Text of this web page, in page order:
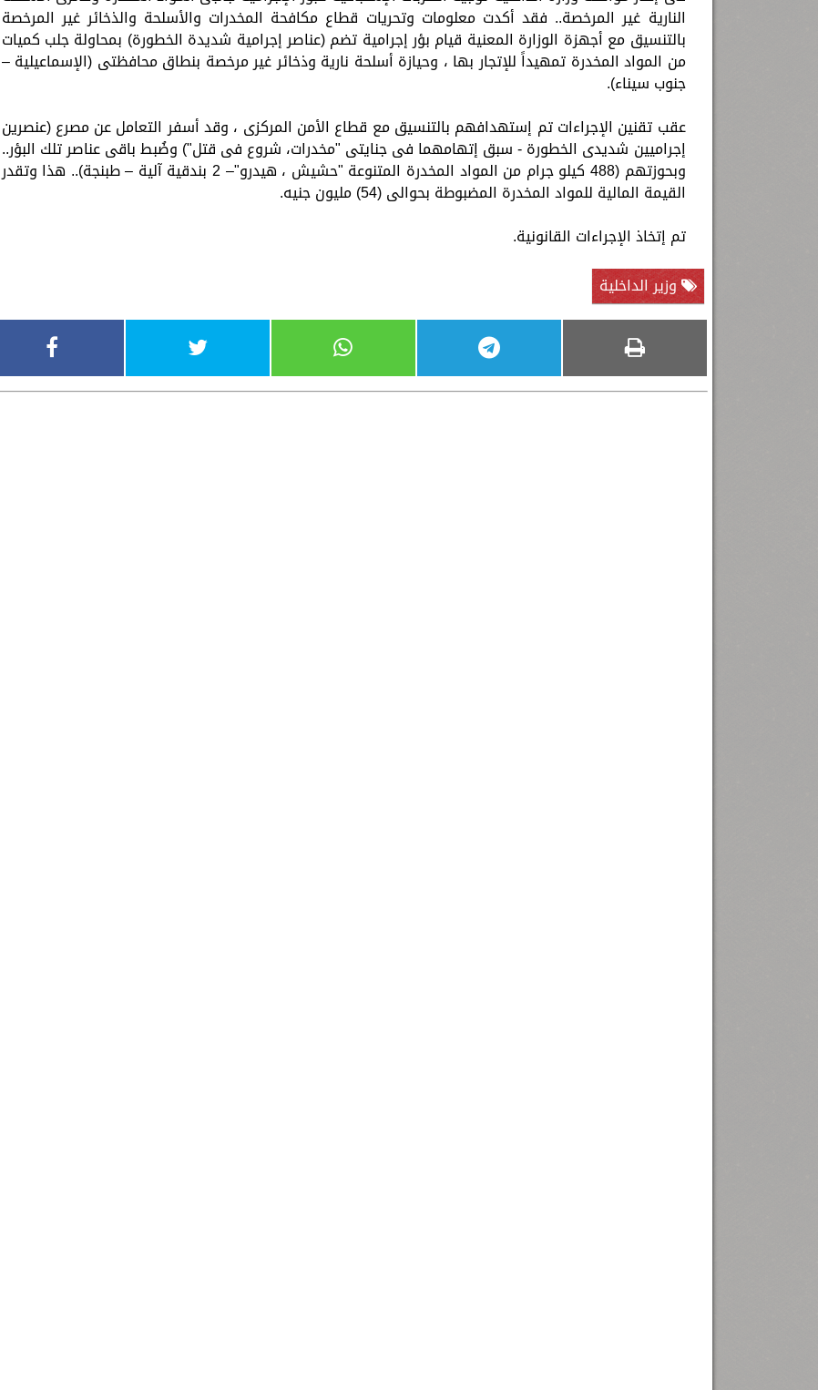
النارية غير المرخصة.. فقد أكدت معلومات وتحريات قطاع مكافحة المخدرات والأسلحة والذخائر غير المرخصة
بالتنسيق مع أجهزة الوزارة المعنية قيام بؤر إجرامية تضم (عناصر إجرامية شديدة الخطورة) بمحاولة جلب كميات
من المواد المخدرة تمهيداً للإتجار بها ، وحيازة أسلحة نارية وذخائر غير مرخصة بنطاق محافظتى (الإسماعيلية –
جنوب سيناء).
عقب تقنين الإجراءات تم إستهدافهم بالتنسيق مع قطاع الأمن المركزى ، وقد أسفر التعامل عن مصرع (عنصرين
إجراميين شديدى الخطورة - سبق إتهامهما فى جنايتى "مخدرات، شروع فى قتل") وضُبط باقى عناصر تلك البؤر..
وبحوزتهم (488 كيلو جرام من المواد المخدرة المتنوعة "حشيش ، هيدرو"– 2 بندقية آلية – طبنجة).. هذا وتقدر
القيمة المالية للمواد المخدرة المضبوطة بحوالى (54) مليون جنيه.
تم إتخاذ الإجراءات القانونية.
وزير الداخلية